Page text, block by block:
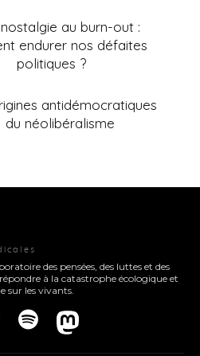
au burn-out :
endurer nos défaites
politiques ?
antidémocratiques
du néolibéralisme
des pensées, des luttes et des
à la catastrophe écologique et
sur les vivants.